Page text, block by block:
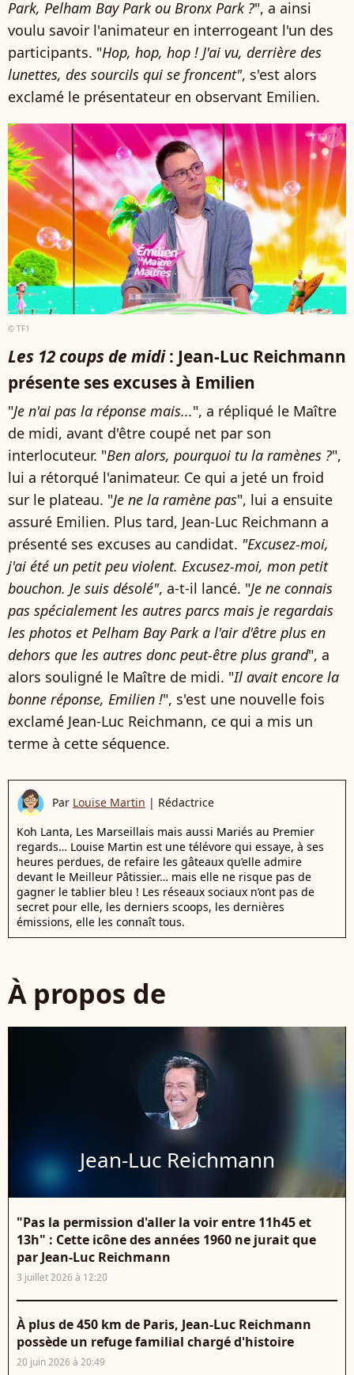
Park, Pelham Bay Park ou Bronx Park ?", a ainsi
voulu savoir l'animateur en interrogeant l'un des
participants. "Hop, hop, hop ! J'ai vu, derrière des
lunettes, des sourcils qui se froncent", s'est alors
exclamé le présentateur en observant Emilien.
© TF1
Les 12 coups de midi: Jean-Luc Reichmann
présente ses excuses à Emilien
"Je n'ai pas la réponse mais...", a répliqué le Maître
de midi, avant d'être coupé net par son
interlocuteur. "Ben alors, pourquoi tu la ramènes ?",
lui a rétorqué l'animateur. Ce qui a jeté un froid
sur le plateau. "Je ne la ramène pas", lui a ensuite
assuré Emilien. Plus tard, Jean-Luc Reichmann a
présenté ses excuses au candidat. "Excusez-moi,
j'ai été un petit peu violent. Excusez-moi, mon petit
bouchon. Je suis désolé", a-t-il lancé. "Je ne connais
pas spécialement les autres parcs mais je regardais
les photos et Pelham Bay Park a l'air d'être plus en
dehors que les autres donc peut-être plus grand", a
alors souligné le Maître de midi. "Il avait encore la
bonne réponse, Emilien !", s'est une nouvelle fois
exclamé Jean-Luc Reichmann, ce qui a mis un
terme à cette séquence.
Par Louise Martin | Rédactrice
Koh Lanta, Les Marseillais mais aussi Mariés au Premier
regards… Louise Martin est une télévore qui essaye, à ses
heures perdues, de refaire les gâteaux qu’elle admire
devant le Meilleur Pâtissier… mais elle ne risque pas de
gagner le tablier bleu ! Les réseaux sociaux n’ont pas de
secret pour elle, les derniers scoops, les dernières
émissions, elle les connaît tous.
À propos de
Jean-Luc Reichmann
"Pas la permission d'aller la voir entre 11h45 et
13h" : Cette icône des années 1960 ne jurait que
par Jean-Luc Reichmann
3 juillet 2026 à 12:20
À plus de 450 km de Paris, Jean-Luc Reichmann
possède un refuge familial chargé d'histoire
20 juin 2026 à 20:49